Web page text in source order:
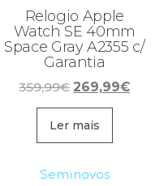
Relogio Apple
Watch SE 40mm
Space Gray A2355 c/
Garantia
359,99€ O
preço
original
era:
269,99€O
Ler mais
Seminovos